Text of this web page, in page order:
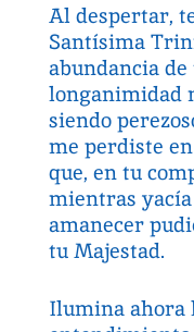
Al despertar,
Santísima
abundancia
longanimidad
siendo
me perdiste
que, en tu
mientras yacía
amanecer
tu Majestad.
Ilumina ahora